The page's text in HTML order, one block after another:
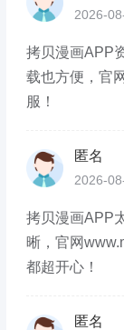
2026-
拷贝漫画APP
载也方便，官
服！
匿名
2026-
拷贝漫画APP
晰，官网
都超开心！
匿名